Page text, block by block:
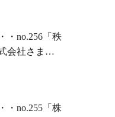
・no.256「秩
会社さま…
・no.255「株